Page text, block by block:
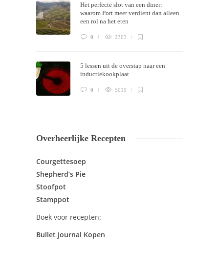
Het perfecte slot van een diner:
waarom Port meer verdient dan alleen
een rol na het eten
0 2303
5 lessen uit de overstap naar een
inductiekookplaat
0 5019
Overheerlijke Recepten
Courgettesoep
Shepherd’s Pie
Stoofpot
Stamppot
Boek voor recepten:
Bullet Journal Kopen